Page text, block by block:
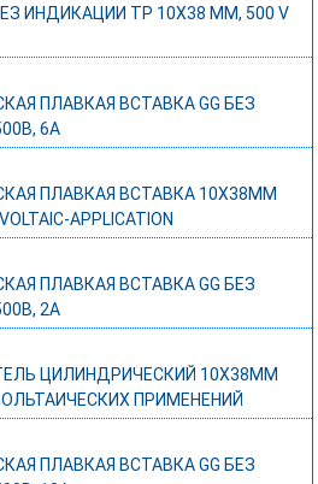
БЕЗ ИНДИКАЦИИ ТР 10X38 MM, 500 V
ПЛАВКАЯ ВСТАВКА GG БЕЗ
6А
ПЛАВКАЯ ВСТАВКА 10X38MM
APPLICATION
ПЛАВКАЯ ВСТАВКА GG БЕЗ
2А
ЦИЛИНДРИЧЕСКИЙ 10X38MM
ПРИМЕНЕНИЙ
ПЛАВКАЯ ВСТАВКА GG БЕЗ